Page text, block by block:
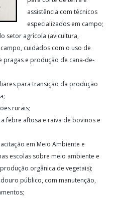
assistência com técnicos
especializados em campo;
setor agrícola (avicultura,
cuidados com o uso de
e produção de cana-de-
para transição da produção
rurais;
febre aftosa e raiva de bovinos e
em Meio Ambiente e
escolas sobre meio ambiente e
orgânica de vegetais);
público, com manutenção,